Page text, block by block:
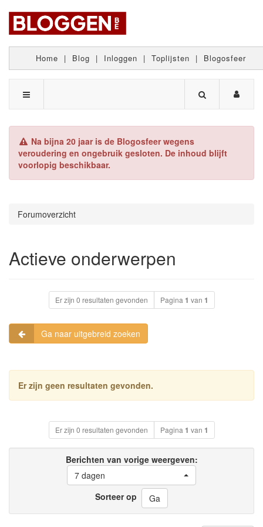
Home | Blog | Inloggen | Toplijsten | Blogosfeer
Na bijna 20 jaar is de Blogosfeer wegens
veroudering en ongebruik gesloten. De inhoud blijft
voorlopig beschikbaar.
Forumoverzicht
Actieve onderwerpen
Er zijn 0 resultaten gevonden Pagina 1 van 1
Ga naar uitgebreid zoeken
Er zijn geen resultaten gevonden.
Er zijn 0 resultaten gevonden Pagina 1 van 1
Berichten van vorige weergeven:
7 dagen
Sorteer op